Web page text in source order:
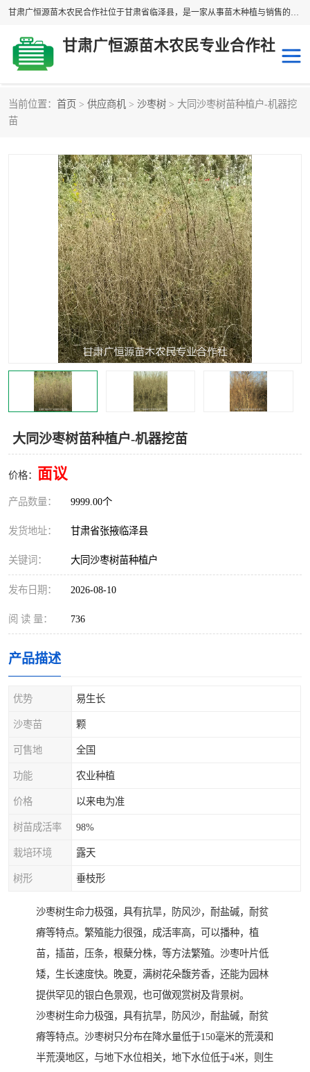
甘肃广恒源苗木农民合作社位于甘肃省临泽县，是一家从事苗木种植与销售的农民合作组织，合作社拥有苗木基地1500多亩，种植苗木品种40多个，年产各类苗木2000多万株。主营：白刺苗、红柳苗、梭梭苗等，我们以“种植一流的苗子，诚信经营”的经营理念，竭诚为每一位客户做优质的服务，欢迎来电咨询！
甘肃广恒源苗木农民专业合作社
当前位置： 首页 > 供应商机 > 沙枣树 > 大同沙枣树苗种植户-机器挖
苗
大同沙枣树苗种植户-机器挖苗
价格： 面议
产品数量： 9999.00个
发货地址： 甘肃省张掖临泽县
关键词： 大同沙枣树苗种植户
发布日期： 2026-08-10
阅 读 量： 736
产品描述
优势 易生长
沙枣苗 颗
可售地 全国
功能 农业种植
价格 以来电为准
树苗成活率 98%
栽培环境 露天
树形 垂枝形
沙枣树生命力极强，具有抗旱，防风沙，耐盐碱，耐贫
瘠等特点。繁殖能力很强，成活率高，可以播种，植
苗，插苗，压条，根蘖分株，等方法繁殖。沙枣叶片低
矮，生长速度快。晚夏，满树花朵馥芳香，还能为园林
提供罕见的银白色景观，也可做观赏树及背景树。
沙枣树生命力极强，具有抗旱，防风沙，耐盐碱，耐贫
瘠等特点。沙枣树只分布在降水量低于150毫米的荒漠和
半荒漠地区，与地下水位相关，地下水位低于4米，则生
柠条
白刺苗
红柳苗
柽柳苗
四翅滨藜